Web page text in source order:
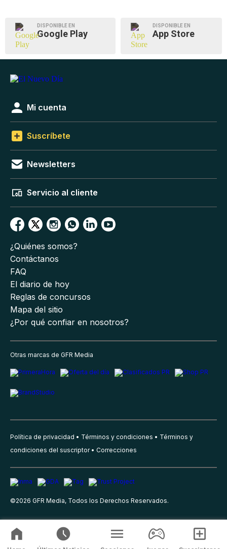
DISPONIBLE EN
Google Play
DISPONIBLE EN
App Store
Mi cuenta
Suscríbete
Newsletters
Servicio al cliente
¿Quiénes somos?
Contáctanos
FAQ
El diario de hoy
Reglas de concursos
Mapa del sitio
¿Por qué confiar en nosotros?
Otras marcas de GFR Media
Política de privacidad Términos y condiciones
Términos y
condiciones del suscriptor
Correcciones
©2026 GFR Media, Todos los Derechos Reservados.